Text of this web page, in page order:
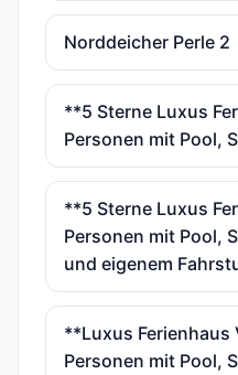
Norddeicher Perle 2
**5 Sterne Luxus
Personen mit Pool,
**5 Sterne Luxus
Personen mit Pool,
und eigenem
**Luxus Ferienhaus
Personen mit Pool,